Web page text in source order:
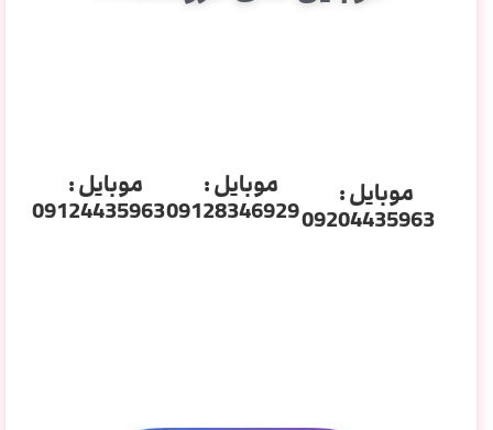
موبایل :
09204435963
موبایل :
09128346929
موبایل :
09124435963